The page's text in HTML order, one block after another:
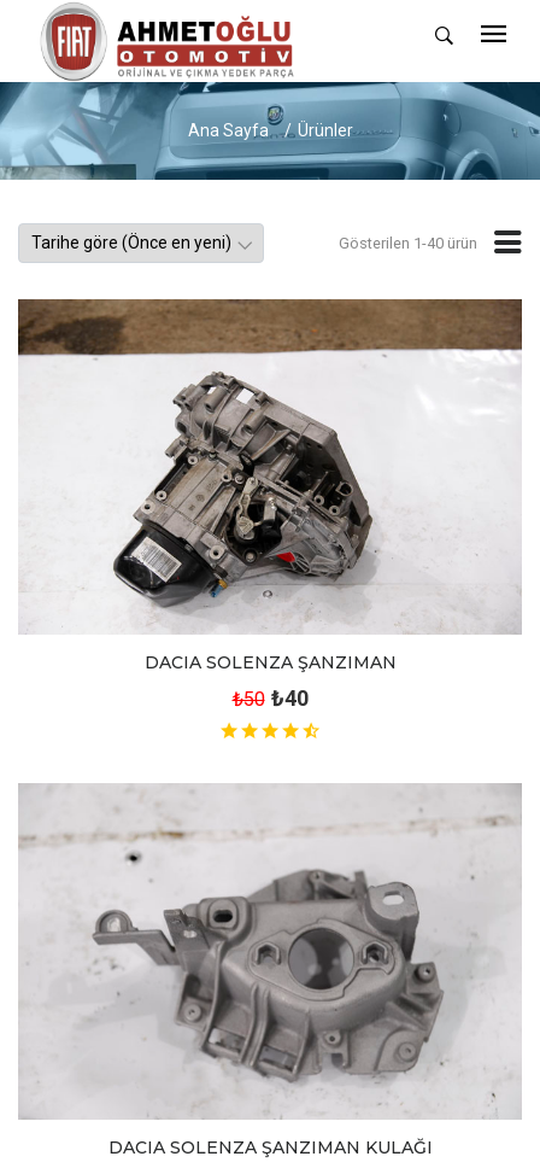
Ana Sayfa Ürünler
Gösterilen 1-40 ürün
DACIA SOLENZA ŞANZIMAN
₺50 ₺40
DACIA SOLENZA ŞANZIMAN KULAĞI